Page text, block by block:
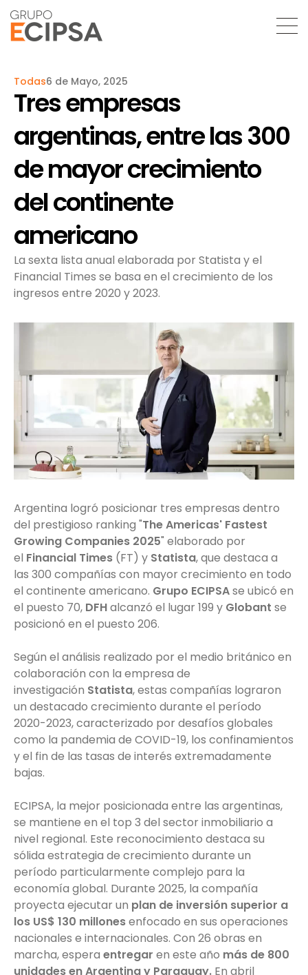
Todas6 de Mayo, 2025
Tres empresas
argentinas, entre las 300
de mayor crecimiento
del continente
americano
La sexta lista anual elaborada por Statista y el
Financial Times se basa en el crecimiento de los
ingresos entre 2020 y 2023.
Argentina logró posicionar tres empresas dentro
del prestigioso ranking "The Americas' Fastest
Growing Companies 2025" elaborado por
el Financial Times (FT) y Statista, que destaca a
las 300 compañías con mayor crecimiento en todo
el continente americano. Grupo ECIPSAse ubicó en
el puesto 70, DFHalcanzó el lugar 199 y Globant se
posicionó en el puesto 206.
Según el análisis realizado por el medio británico en
colaboración con la empresa de
investigación Statista, estas compañías lograron
un destacado crecimiento durante el período
2020-2023, caracterizado por desafíos globales
como la pandemia de COVID-19, los confinamientos
y el fin de las tasas de interés extremadamente
bajas.
ECIPSA, la mejor posicionada entre las argentinas,
se mantiene en el top 3 del sector inmobiliario a
nivel regional. Este reconocimiento destaca su
sólida estrategia de crecimiento durante un
período particularmente complejo para la
economía global. Durante 2025, la compañía
proyecta ejecutar un plan de inversión superior a
los US$ 130 millonesenfocado en sus operaciones
nacionales e internacionales. Con 26 obras en
marcha, espera entregar en este año más de 800
unidades en Argentina y Paraguay. En abril